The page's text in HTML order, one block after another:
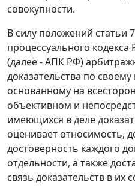
совокупности.
В силу положений статьи
процессуального
(далее - АПК РФ)
доказательства по
основанному на
объективном и
имеющихся в деле
оценивает относимость,
достоверность каждого
отдельности, а также
связь доказательств в их